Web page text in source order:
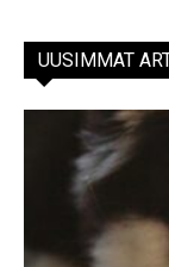
UUSIMMAT